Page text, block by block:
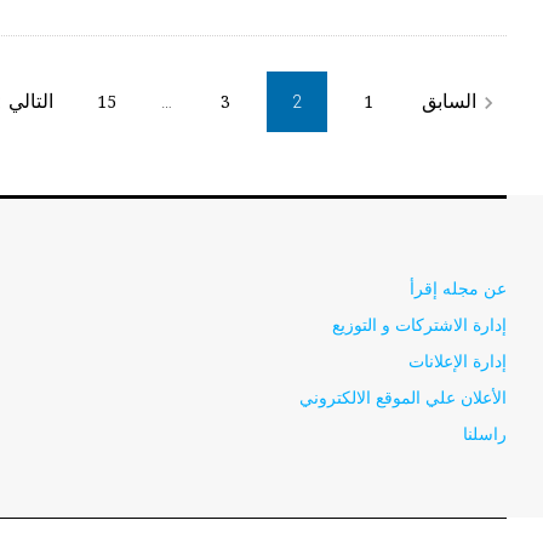
Posts
pagination
navigate_before السابق 1
2
3
15 التالي
عن مجله إقرأ
إدارة الاشتركات و التوزيع
إدارة الإعلانات
الأعلان علي الموقع الالكتروني
راسلنا